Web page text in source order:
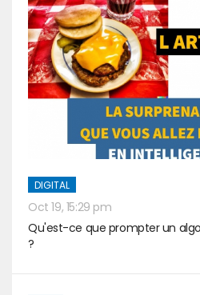
DIGITAL
Oct 19, 15:29 pm
Qu'est-ce que prompter un
?